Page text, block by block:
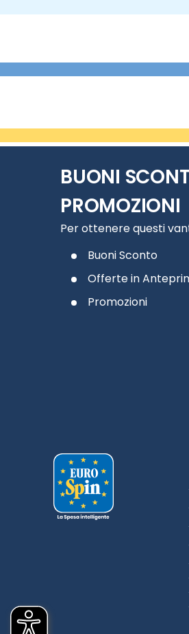
BUONI
PROMOZIONI
Per ottenere questi
Buoni Sconto
Offerte in
Promozioni